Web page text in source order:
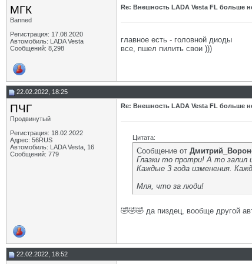
МГК
Banned
Регистрация: 17.08.2020
Автомобиль: LADA Vesta
Сообщений: 8,298
Re: Внешность LADA Vesta FL больше
главное есть - головной диоды
все, пшел пилить свои )))
22.02.2022, 18:25
ПЧГ
Продвинутый
Регистрация: 18.02.2022
Адрес: 56RUS
Автомобиль: LADA Vesta, 16
Сообщений: 779
Re: Внешность LADA Vesta FL больше
Цитата:
Сообщение от
Глазки то протри! А то залил
Каждые 3 года изменения.
Мля, что за люди!
🤣🤣🤣 да пиздец, вообще другой
22.02.2022, 18:52